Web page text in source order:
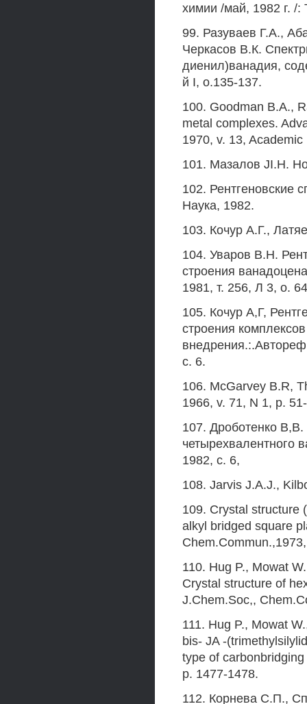
химии /май, 1982 г. /:
99. Разуваев Г.А.,
Черкасов В.К.
диенил)ванадия,
й I, о.135-137.
100. Goodman В.А.,
metal complexes.
1970, v. 13,
101. Мазалов JI.H.
102. Рентгеновские
Наука, 1982.
103. Кочур А.Г.,
104. Уваров B.H.
строения
1981, т. 256, Л 3, о.
105. Кочур А,Г,
строения
с. 6.
106. McGarvey B.R,
1966, v. 71, N 1, p.
107. Дроботенко В,В.
четырехвалентного
1982, с. 6,
108. Jarvis J.A.J.,
109. Crystal structure
alkyl bridged square
110. Hug P., Mowat
Crystal structure of
J.Chem.Soc,,
111. Hug P., Mowat
bis- JA -
type of
p. 1477-1478.
112. Корнева С.П.,